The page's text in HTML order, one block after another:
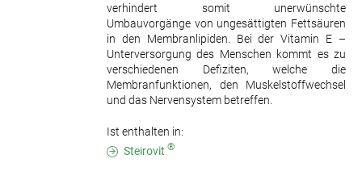
verhindert somit unerwünschte
Umbauvorgänge von ungesättigten Fettsäuren
in den Membranlipiden. Bei der Vitamin E –
Unterversorgung des Menschen kommt es zu
verschiedenen Defiziten, welche die
Membranfunktionen, den Muskelstoffwechsel
und das Nervensystem betreffen.
Ist enthalten in:
Steirovit ®